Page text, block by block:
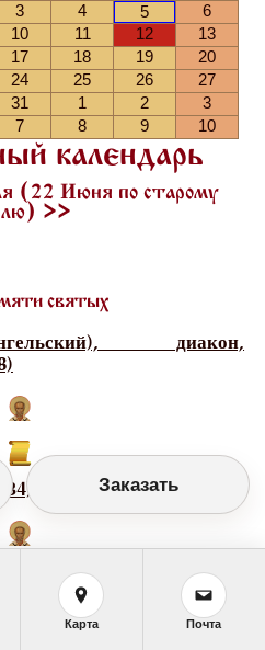
3 4 5
6
10 11 12
13
17 18 19
20
24 25 26
27
31 1 2
3
7 8 9 10
календарь
(22 Июня по старому
>>
святых
диакон,
(1834)
Заказать
Карта Почта